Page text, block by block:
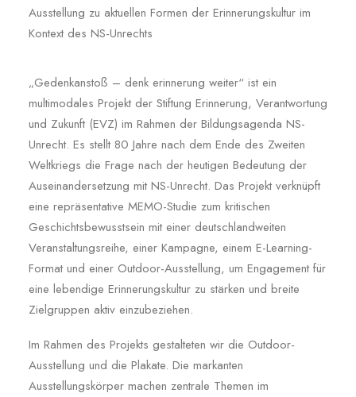
Ausstellung zu aktuellen Formen der Erinnerungskultur im
Kontext des NS-Unrechts
„Gedenkanstoß – denk erinnerung weiter“ ist ein
multimodales Projekt der Stiftung Erinnerung, Verantwortung
und Zukunft (EVZ) im Rahmen der Bildungsagenda NS-
Unrecht. Es stellt 80 Jahre nach dem Ende des Zweiten
Weltkriegs die Frage nach der heutigen Bedeutung der
Auseinandersetzung mit NS-Unrecht. Das Projekt verknüpft
eine repräsentative MEMO-Studie zum kritischen
Geschichtsbewusstsein mit einer deutschlandweiten
Veranstaltungsreihe, einer Kampagne, einem E-Learning-
Format und einer Outdoor-Ausstellung, um Engagement für
eine lebendige Erinnerungskultur zu stärken und breite
Zielgruppen aktiv einzubeziehen.
Im Rahmen des Projekts gestalteten wir die Outdoor-
Ausstellung und die Plakate. Die markanten
Ausstellungskörper machen zentrale Themen im